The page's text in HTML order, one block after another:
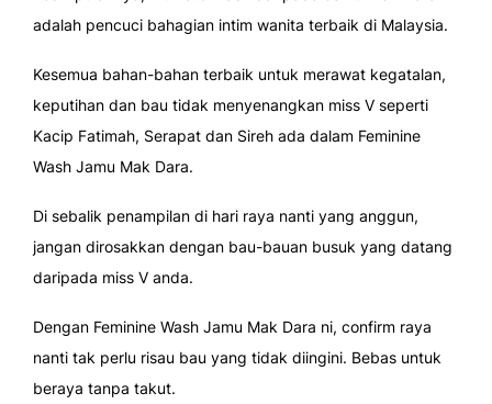
adalah pencuci bahagian intim wanita terbaik di Malaysia.
Kesemua bahan-bahan terbaik untuk merawat kegatalan,
keputihan dan bau tidak menyenangkan miss V seperti
Kacip Fatimah, Serapat dan Sireh ada dalam Feminine
Wash Jamu Mak Dara.
Di sebalik penampilan di hari raya nanti yang anggun,
jangan dirosakkan dengan bau-bauan busuk yang datang
daripada miss V anda.
Dengan Feminine Wash Jamu Mak Dara ni, confirm raya
nanti tak perlu risau bau yang tidak diingini. Bebas untuk
beraya tanpa takut.